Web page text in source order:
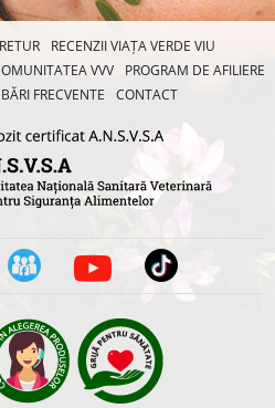
RECENZII VIAȚA VERDE VIU
VVV
PROGRAM DE AFILIERE
FRECVENTE CONTACT